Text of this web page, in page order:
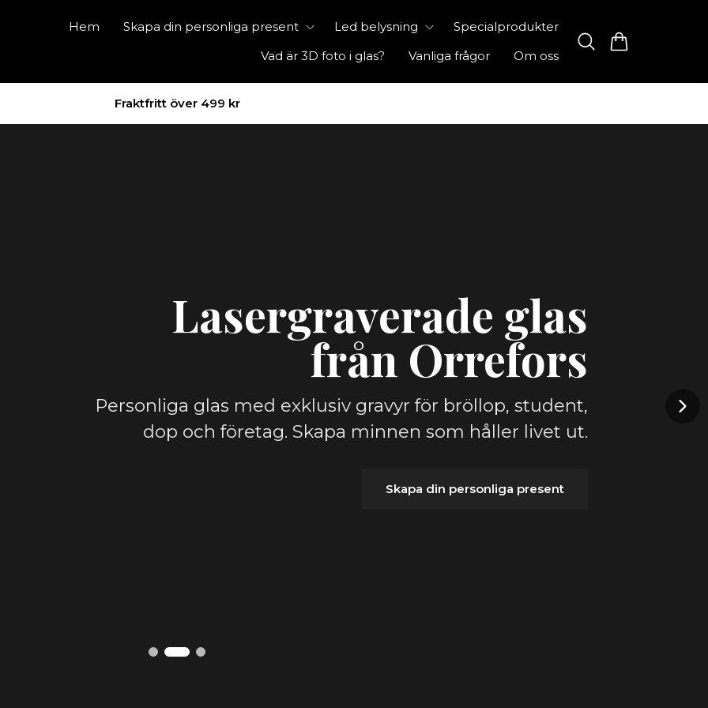
Hem Skapa din personliga present Led belysning
Specialprodukter
Vad är 3D foto i glas?
Vanliga frågor Om oss
Fraktfritt över 499 kr
till 3D-
skapa ett personligt
glas. Graverat i Sverige
Lasergraverade glas
från Orrefors
Personliga glas med exklusiv gravyr för bröllop, student,
dop och företag. Skapa minnen som håller livet ut.
Skapa din personliga present
med en led light från bla